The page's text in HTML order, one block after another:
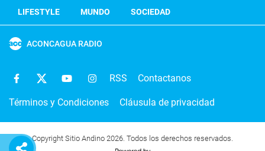
LIFESTYLE
MUNDO SOCIEDAD
ACONCAGUA RADIO
RSS Contactanos
Términos y Condiciones Cláusula de privacidad
Copyright Sitio Andino 2026. Todos los derechos reservados.